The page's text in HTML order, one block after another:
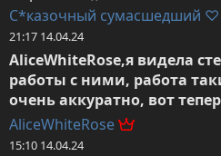
С*казочный сумасшедший ♡
21:17 14.04.24
AliceWhiteRose,я видела
работы с ними, работа
очень аккуратно, вот
AliceWhiteRose
15:10 14.04.24